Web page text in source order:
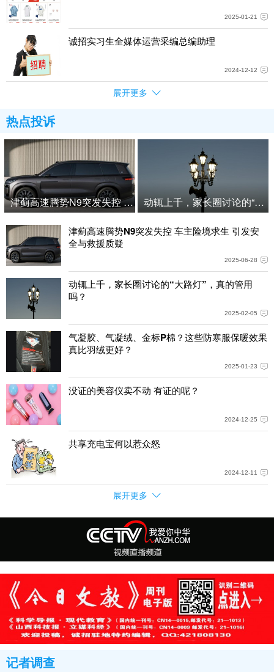
2025-01-21
诚招实习生全媒体运营采编总编助理
2024-12-12
展开更多
热点投诉
津蓟高速腾势N9突发失控 车主险境求生 引发安全与救援质疑
动辄上千，家长圈讨论的“大
津蓟高速腾势N9突发失控 车主险境求生 引发安
全与救援质疑
2025-06-28
动辄上千，家长圈讨论的“大路灯”，真的管用
吗？
2025-02-05
气凝胶、气凝绒、金标P棉？这些防寒服保暖效果
真比羽绒更好？
2025-01-23
没证的美容仪卖不动 有证的呢？
2024-12-25
共享充电宝何以惹众怒
2024-12-11
展开更多
记者调查